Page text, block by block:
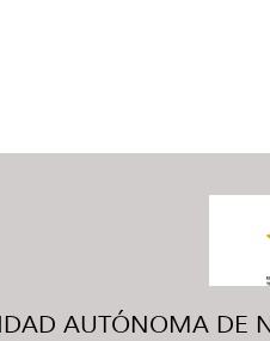
AUTÓNOMA DE